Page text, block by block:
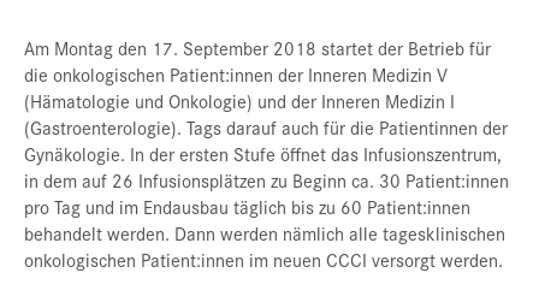
Kontakt
Datenschutz
Service-Links
de |en
Am Montag den 17. September 2018 startet der Betrieb für
die onkologischen Patient:innen der Inneren Medizin V
(Hämatologie und Onkologie) und der Inneren Medizin I
(Gastroenterologie). Tags darauf auch für die Patientinnen der
Gynäkologie. In der ersten Stufe öffnet das Infusionszentrum,
in dem auf 26 Infusionsplätzen zu Beginn ca. 30 Patient:innen
pro Tag und im Endausbau täglich bis zu 60 Patient:innen
behandelt werden. Dann werden nämlich alle tagesklinischen
onkologischen Patient:innen im neuen CCCI versorgt werden.